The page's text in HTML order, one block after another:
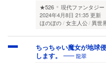
★526
現代ファンタジー
2024年4月8日 21:35 更新
ほのぼの 女主人公 異世
ちっちゃい魔女が地球
します。
龍翠